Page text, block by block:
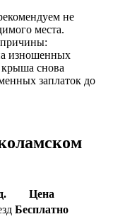
не
места.
причины:
изношенных
крыша снова
заплаток до
Цена
Бесплатно